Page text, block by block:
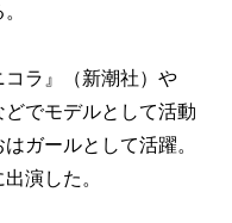
コラ』（新潮社）
どでモデルとして活動
ガールとして活躍。
演した。